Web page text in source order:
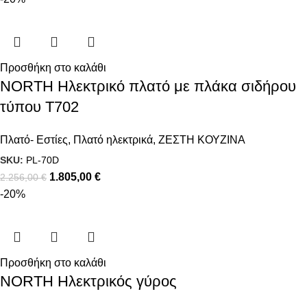
Προσθήκη στο καλάθι
NORTH Ηλεκτρικό πλατό με πλάκα σιδήρου
τύπου T702
Πλατό- Εστίες, Πλατό ηλεκτρικά, ΖΕΣΤΗ ΚΟΥΖΙΝΑ
SKU: PL-70D
2.256,00€ 1.805,00 €
-20%
Προσθήκη στο καλάθι
NORTH Ηλεκτρικός γύρος